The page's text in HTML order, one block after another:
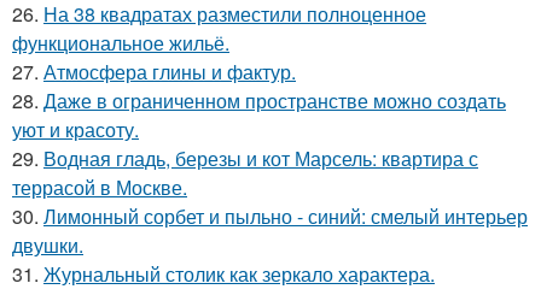
26. На 38 квадратах разместили полноценное
функциональное жильё.
27. Атмосфера глины и фактур.
28. Даже в ограниченном пространстве можно создать
уют и красоту.
29. Водная гладь, березы и кот Марсель: квартира с
террасой в Москве.
30. Лимонный сорбет и пыльно - синий: смелый интерьер
двушки.
31. Журнальный столик как зеркало характера.